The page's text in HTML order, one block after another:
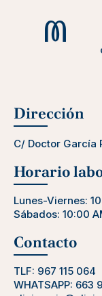
Dirección
C/ Doctor García
Horario
Lunes-Viernes:
Sábados: 10:00
Contacto
TLF: 967 115 064
WHATSAPP: 663